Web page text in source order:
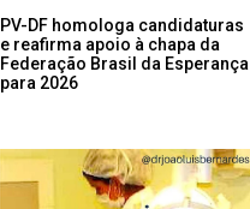
PV-DF homologa candidaturas
e reafirma apoio à chapa da
Federação Brasil da Esperança
para 2026